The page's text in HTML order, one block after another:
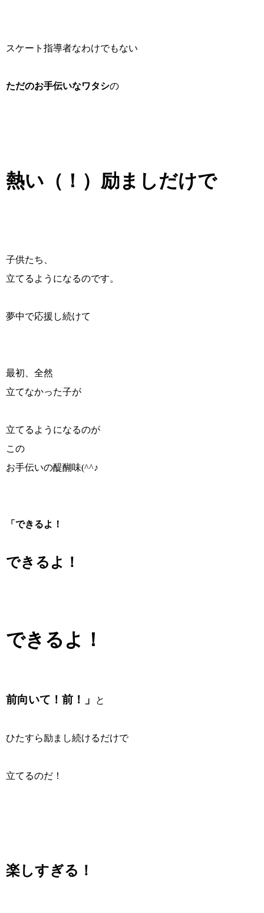
スケート指導者なわけでもない
ただのお手伝いなワタシの
熱い（！）励ましだけで
子供たち、
立てるようになるのです。
夢中で応援し続けて
最初、全然
立てなかった子が
立てるようになるのが
この
お手伝いの醍醐味(^^♪
「できるよ！
できるよ！
できるよ！
前向いて！前！」 と
ひたすら励まし続けるだけで
立てるのだ！
楽しすぎる！